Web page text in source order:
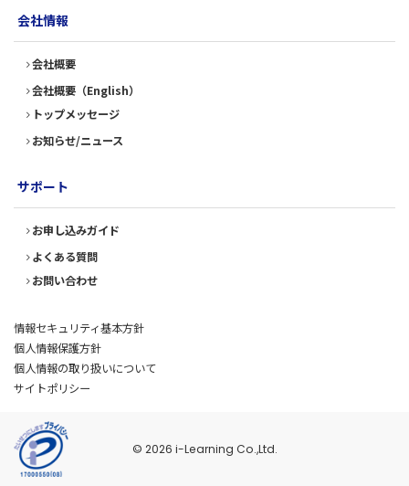
会社情報
会社概要
会社概要（English）
トップメッセージ
お知らせ/ニュース
サポート
お申し込みガイド
よくある質問
お問い合わせ
情報セキュリティ基本方針
個人情報保護方針
個人情報の取り扱いについて
サイトポリシー
© 2026 i-Learning Co.,Ltd.